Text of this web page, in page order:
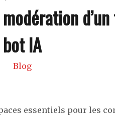
bot IA
Blog
essentiels pour les